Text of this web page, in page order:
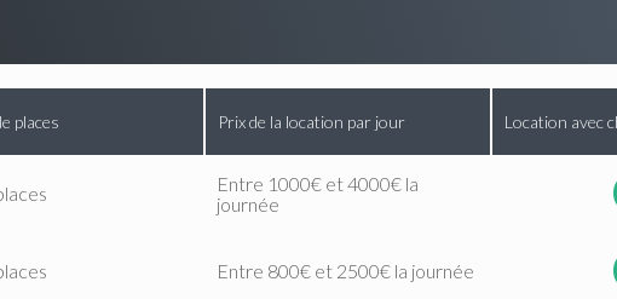
places Prix de la location par jour Location avec
Entre 1000€ et 4000€ la
journée
Entre 800€ et 2500€ la journée